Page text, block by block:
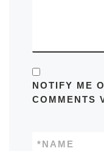
NOTIFY ME
COMMENTS
NAME
*